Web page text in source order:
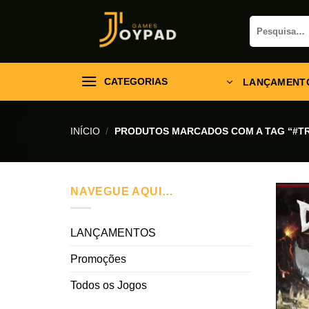
Pesquisar
por:
CATEGORIAS
INÍCIO / PRODUTOS MARCADOS COM A TAG
NAVEGUE AQUI…
LANÇAMENTOS
Promoções
Todos os Jogos